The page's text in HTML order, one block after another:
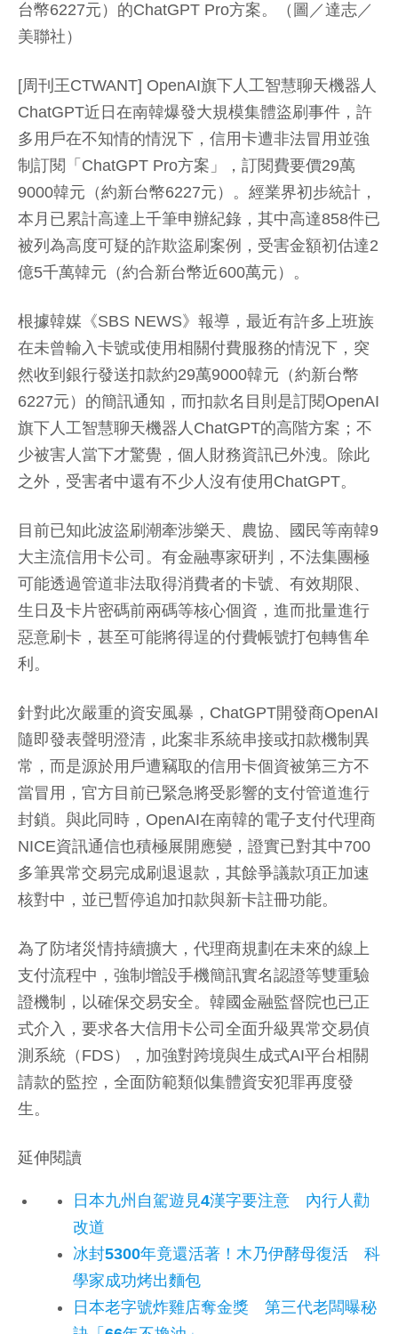
台幣6227元）的ChatGPT Pro方案。（圖／達志／
美聯社）
[周刊王CTWANT] OpenAI旗下人工智慧聊天機器人
ChatGPT近日在南韓爆發大規模集體盜刷事件，許
多用戶在不知情的情況下，信用卡遭非法冒用並強
制訂閱「ChatGPT Pro方案」，訂閱費要價29萬
9000韓元（約新台幣6227元）。經業界初步統計，
本月已累計高達上千筆申辦紀錄，其中高達858件已
被列為高度可疑的詐欺盜刷案例，受害金額初估達2
億5千萬韓元（約合新台幣近600萬元）。
根據韓媒《SBS NEWS》報導，最近有許多上班族
在未曾輸入卡號或使用相關付費服務的情況下，突
然收到銀行發送扣款約29萬9000韓元（約新台幣
6227元）的簡訊通知，而扣款名目則是訂閱OpenAI
旗下人工智慧聊天機器人ChatGPT的高階方案；不
少被害人當下才驚覺，個人財務資訊已外洩。除此
之外，受害者中還有不少人沒有使用ChatGPT。
目前已知此波盜刷潮牽涉樂天、農協、國民等南韓9
大主流信用卡公司。有金融專家研判，不法集團極
可能透過管道非法取得消費者的卡號、有效期限、
生日及卡片密碼前兩碼等核心個資，進而批量進行
惡意刷卡，甚至可能將得逞的付費帳號打包轉售牟
利。
針對此次嚴重的資安風暴，ChatGPT開發商OpenAI
隨即發表聲明澄清，此案非系統串接或扣款機制異
常，而是源於用戶遭竊取的信用卡個資被第三方不
當冒用，官方目前已緊急將受影響的支付管道進行
封鎖。與此同時，OpenAI在南韓的電子支付代理商
NICE資訊通信也積極展開應變，證實已對其中700
多筆異常交易完成刷退退款，其餘爭議款項正加速
核對中，並已暫停追加扣款與新卡註冊功能。
為了防堵災情持續擴大，代理商規劃在未來的線上
支付流程中，強制增設手機簡訊實名認證等雙重驗
證機制，以確保交易安全。韓國金融監督院也已正
式介入，要求各大信用卡公司全面升級異常交易偵
測系統（FDS），加強對跨境與生成式AI平台相關
請款的監控，全面防範類似集體資安犯罪再度發
生。
延伸閱讀
日本九州自駕遊見4漢字要注意 內行人勸
改道
冰封5300年竟還活著！木乃伊酵母復活 科
學家成功烤出麵包
日本老字號炸雞店奪金獎 第三代老闆曝秘